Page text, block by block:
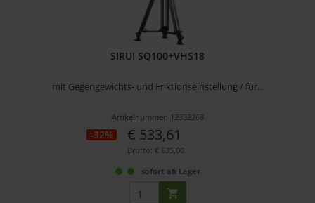
SIRUI SQ100+VHS18
mit Gegengewichts- und Friktionseinstellung / für...
Artikelnummer: 12332268
-32% € 533,61
Brutto: € 635,00
sofort ab Lager